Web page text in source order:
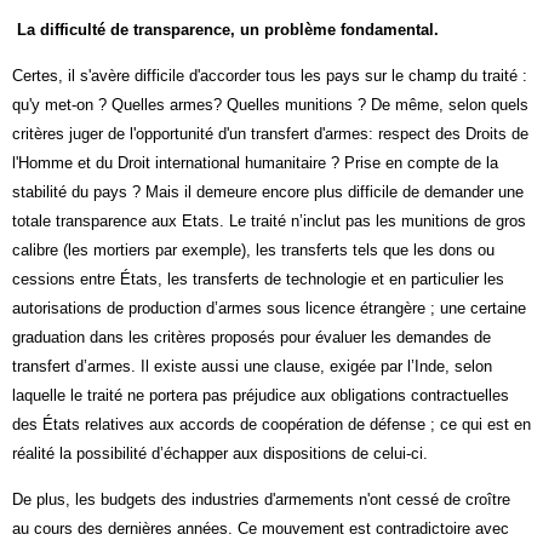
La difficulté de transparence, un problème fondamental.
Certes, il s'avère difficile d'accorder tous les pays sur le champ du traité :
qu'y met-on ? Quelles armes? Quelles munitions ? De même, selon quels
critères juger de l'opportunité d'un transfert d'armes: respect des Droits de
l'Homme et du Droit international humanitaire ? Prise en compte de la
stabilité du pays ? Mais il demeure encore plus difficile de demander une
totale transparence aux Etats. Le traité n’inclut pas les munitions de gros
calibre (les mortiers par exemple), les transferts tels que les dons ou
cessions entre États, les transferts de technologie et en particulier les
autorisations de production d’armes sous licence étrangère ; une certaine
graduation dans les critères proposés pour évaluer les demandes de
transfert d’armes. Il existe aussi une clause, exigée par l’Inde, selon
laquelle le traité ne portera pas préjudice aux obligations contractuelles
des États relatives aux accords de coopération de défense ; ce qui est en
réalité la possibilité d’échapper aux dispositions de celui-ci.
De plus, les budgets des industries d'armements n'ont cessé de croître
au cours des dernières années. Ce mouvement est contradictoire avec